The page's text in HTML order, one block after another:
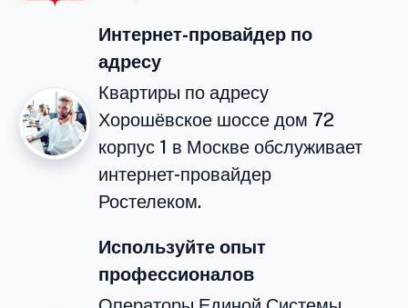
Интернет-провайдер по
адресу
Квартиры по адресу
Хорошёвское шоссе дом 72
корпус 1 в Москве обслуживает
интернет-провайдер
Ростелеком.
Используйте опыт
профессионалов